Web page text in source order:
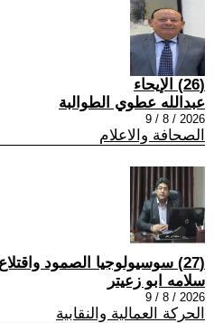
(26) الإيحاء
عبدالله عطوي الطوالبة
2026 / 8 / 9
الصحافة والاعلام
(27) سوسيولوجيا الصمود واقتلاع الطبقة العاملة
سلامه ابو زعيتر
2026 / 8 / 9
الحركة العمالية والنقابية